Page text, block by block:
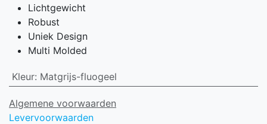
Lichtgewicht
Robust
Uniek Design
Multi Molded
Kleur: Matgrijs-fluogeel
Algemene voorwaarden
Levervoorwaarden